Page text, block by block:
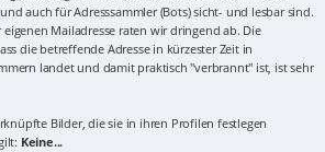
auch für Adresssammler (Bots) sicht- und lesbar sind.
Mailadresse raten wir dringend ab. Die
die betreffende Adresse in kürzester Zeit in
landet und damit praktisch "verbrannt" ist, ist sehr
Bilder, die sie in ihren Profilen festlegen
Keine...